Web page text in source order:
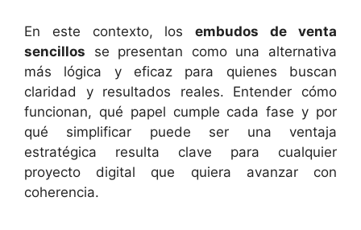
En este contexto, losembudos de venta
sencillos se presentan como una alternativa
más lógica y eficaz para quienes buscan
claridad y resultados reales. Entender cómo
funcionan, qué papel cumple cada fase y por
qué simplificar puede ser una ventaja
estratégica resulta clave para cualquier
proyecto digital que quiera avanzar con
coherencia.